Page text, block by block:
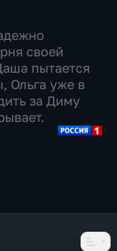
своей
пытается
Ольга уже в
за Диму